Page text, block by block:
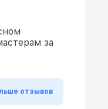
за
отзывов